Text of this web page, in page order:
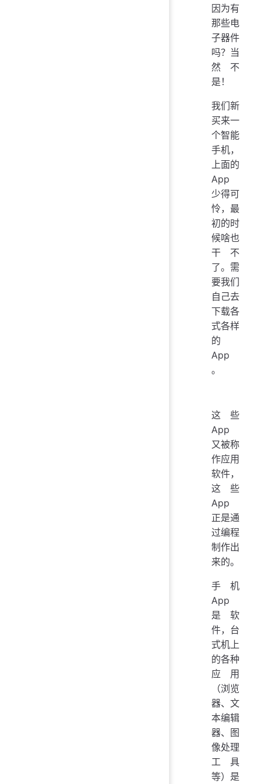
因为有
那些电
子器件
吗？当
然不
是！
我们新
买来一
个智能
手机，
上面的
App
少得可
怜，最
初的时
候啥也
干不
了。需
要我们
自己去
下载各
式各样
的
App
。
这些
App
又被称
作应用
软件，
这些
App
正是通
过编程
制作出
来的。
手机
App
是软
件，台
式机上
的各种
应用
（浏览
器、文
本编辑
器、图
像处理
工具
等）是